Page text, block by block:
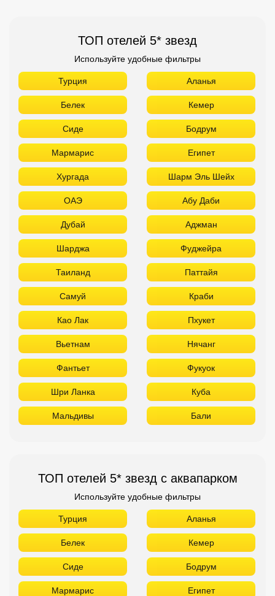
ТОП отелей 5* звезд
Используйте удобные фильтры
Турция Аланья
Белек Кемер
Сиде Бодрум
Мармарис Египет
Хургада Шарм Эль Шейх
ОАЭ Абу Даби
Дубай Аджман
Шарджа Фуджейра
Таиланд Паттайя
Самуй Краби
Као Лак Пхукет
Вьетнам Нячанг
Фантьет Фукуок
Шри Ланка Куба
Мальдивы Бали
ТОП отелей 5* звезд с аквапарком
Используйте удобные фильтры
Турция Аланья
Белек Кемер
Сиде Бодрум
Мармарис Египет